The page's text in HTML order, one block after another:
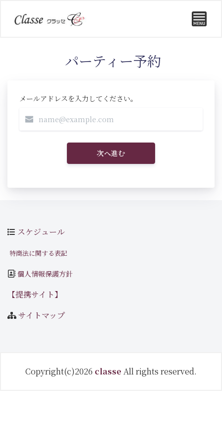
パーティー予約
メールアドレスを入力してください。
次へ進む
スケジュール
特商法に関する表記
個人情報保護方針
【提携サイト】
サイトマップ
Copyright(c)2026 classe All rights reserved.